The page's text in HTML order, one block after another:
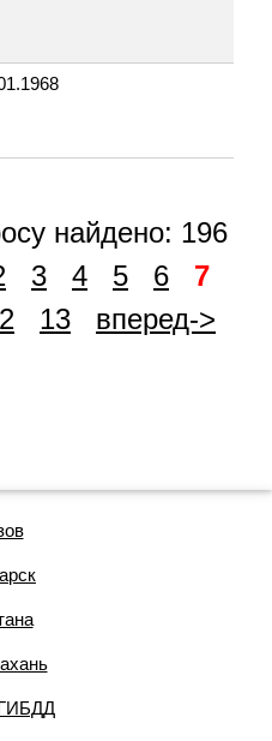
найдено: 196
3 4 5 6
7
13 вперед->